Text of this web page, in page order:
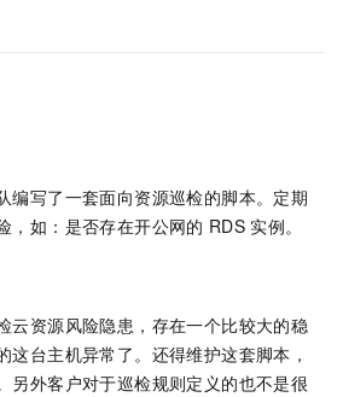
编写了一套面向资源巡检的脚本。定期
，如：是否存在开公网的 RDS 实例。
云资源风险隐患，存在一个比较大的稳
这台主机异常了。还得维护这套脚本，
另外客户对于巡检规则定义的也不是很